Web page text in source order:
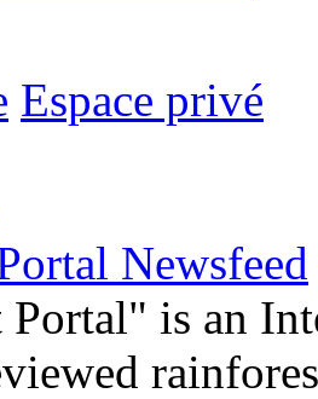
Espace privé
Newsfeed
is an